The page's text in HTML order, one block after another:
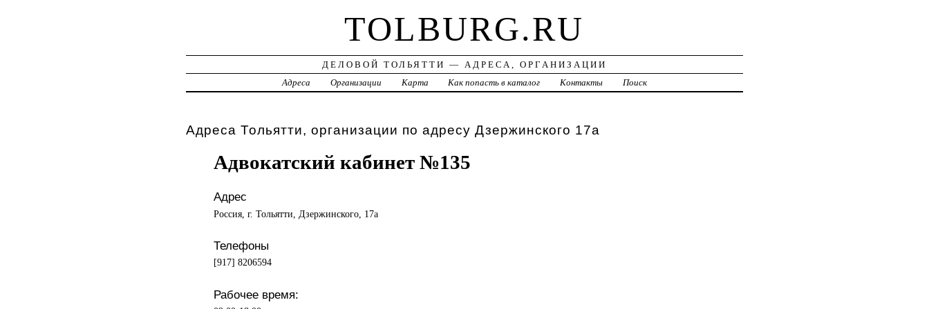
TOLBURG.RU
ДЕЛОВОЙ ТОЛЬЯТТИ — АДРЕСА, ОРГАНИЗАЦИИ
Адреса
Организации Карта Как попасть в каталог Контакты Поиск
Адреса Тольятти, организации по адресу Дзержинского 17а
Адвокатский кабинет №135
Адрес
Россия, г. Тольятти, Дзержинского, 17а
Телефоны
[917] 8206594
Рабочее время: